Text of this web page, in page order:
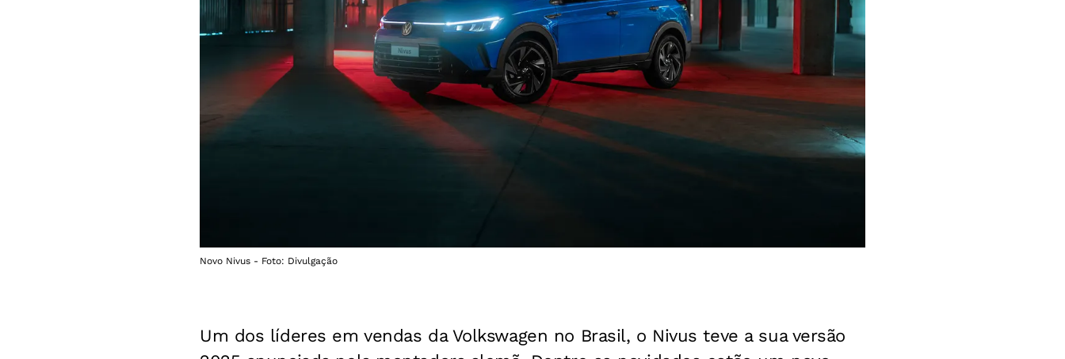
Novo Nivus - Foto: Divulgação
Um dos líderes em vendas da Volkswagen no Brasil, o Nivus teve a sua versão